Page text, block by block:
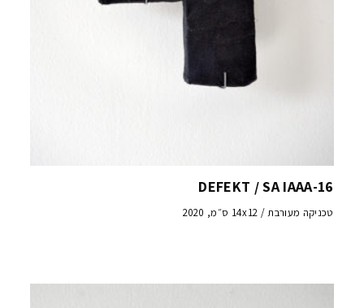
DEFEKT / SA IAAA-16
טכניקה מעורבת / 14x12 ס״מ, 2020